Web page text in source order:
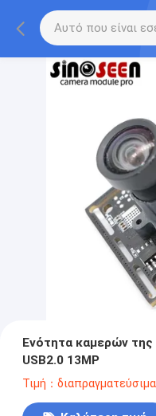
Ενότητα καμερών της
USB2.0 13MP
Τιμή：διαπραγματεύσιμα